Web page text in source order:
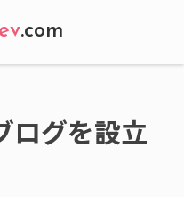
.com
ログを設立